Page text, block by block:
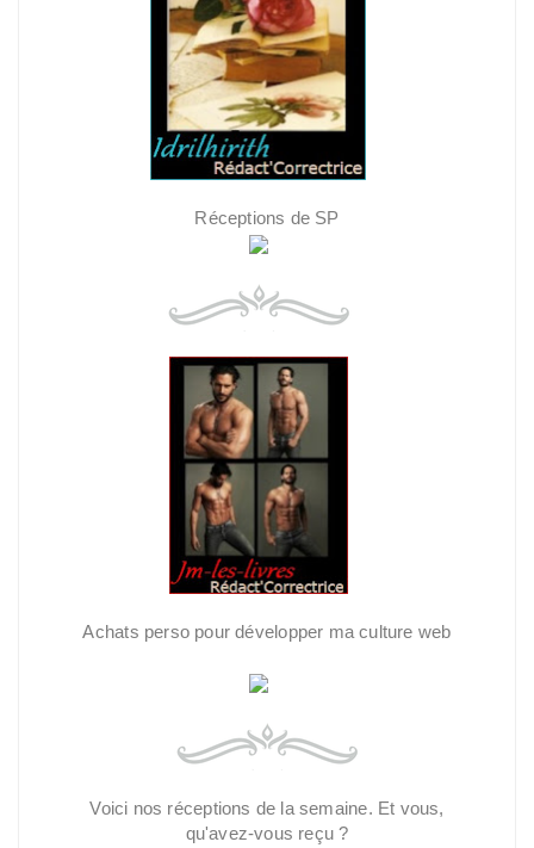
Réceptions de SP
Achats perso pour développer ma culture web
Voici nos réceptions de la semaine. Et vous,
qu'avez-vous reçu ?